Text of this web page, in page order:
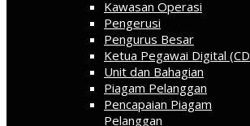
Kawasan Operasi
Pengerusi
Pengurus Besar
Ketua Pegawai Digital
Unit dan Bahagian
Piagam Pelanggan
Pencapaian Piagam
Pelanggan